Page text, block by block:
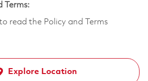
Terms:
read the Policy and Terms
Explore Location